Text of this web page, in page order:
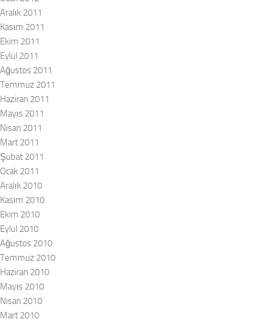
Aralık 2011
Kasım 2011
Ekim 2011
Eylül 2011
Ağustos 2011
Temmuz 2011
Haziran 2011
Mayıs 2011
Nisan 2011
Mart 2011
Şubat 2011
Ocak 2011
Aralık 2010
Kasım 2010
Ekim 2010
Eylül 2010
Ağustos 2010
Temmuz 2010
Haziran 2010
Mayıs 2010
Nisan 2010
Mart 2010